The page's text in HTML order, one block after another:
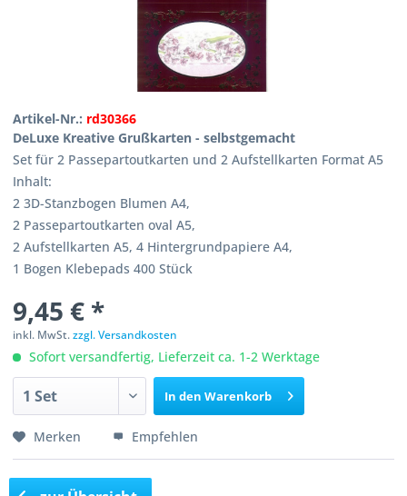
Artikel-Nr.: rd30366
DeLuxe Kreative Grußkarten - selbstgemacht
Set für 2 Passepartoutkarten und 2 Aufstellkarten Format A5
Inhalt:
2 3D-Stanzbogen Blumen A4,
2 Passepartoutkarten oval A5,
2 Aufstellkarten A5, 4 Hintergrundpapiere A4,
1 Bogen Klebepads 400 Stück
9,45 € *
inkl. MwSt.zzgl. Versandkosten
Sofort versandfertig, Lieferzeit ca. 1-2 Werktage
In den Warenkorb
Merken Empfehlen